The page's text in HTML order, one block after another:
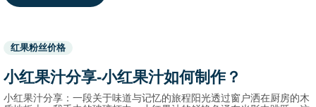
Used
before
names.
红果粉丝价格
小红果汁分享-小红果汁如何制作？
小红果汁分享：一段关于味道与记忆的旅程阳光透过窗户洒在厨房的木